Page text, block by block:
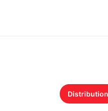
Distribution